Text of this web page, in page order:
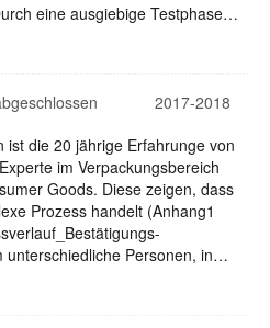
eine ausgiebige Testphase…
2017-2018
ist die 20 jährige Erfahrunge von
im Verpackungsbereich
Goods. Diese zeigen, dass
Prozess handelt (Anhang1
unterschiedliche Personen, in…